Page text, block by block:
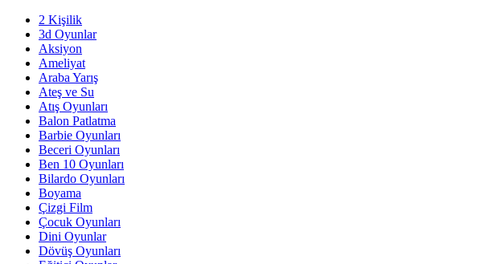
2 Kişilik
3d Oyunlar
Aksiyon
Ameliyat
Araba Yarış
Ateş ve Su
Atış Oyunları
Balon Patlatma
Barbie Oyunları
Beceri Oyunları
Ben 10 Oyunları
Bilardo Oyunları
Boyama
Çizgi Film
Çocuk Oyunları
Dini Oyunlar
Dövüş Oyunları